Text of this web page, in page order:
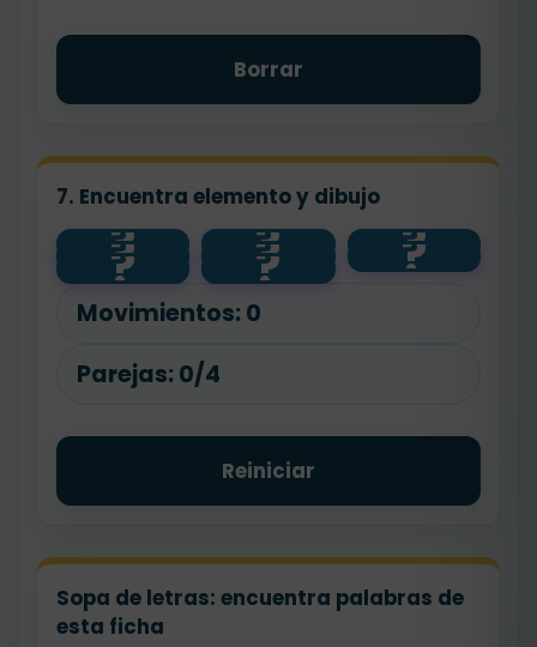
Borrar
7. Encuentra elemento y dibujo
?
salud ?
💧 ?
🧼
?
animal ?
agua ?
🌱
?
planta ?
🐾
Movimientos: 0
Parejas: 0/4
Reiniciar
Sopa de letras: encuentra palabras de
esta ficha